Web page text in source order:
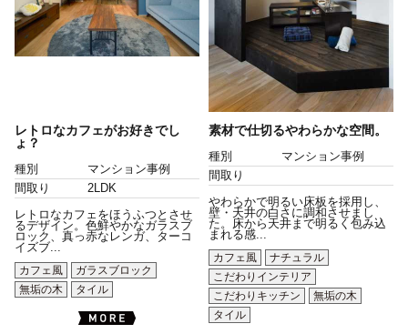
レトロなカフェがお好きでし
ょ？
種別
マンション事例
間取り
2LDK
レトロなカフェをほうふつとさせ
るデザイン。色鮮やかなガラスブ
ロック、真っ赤なレンガ、ターコ
イズブ...
カフェ風
ガラスブロック
無垢の木
タイル
素材で仕切るやわらかな空間。
種別
マンション事例
間取り
やわらかで明るい床板を採用し、
壁・天井の白さに調和させまし
た。床から天井まで明るく包み込
まれる感...
カフェ風
ナチュラル
こだわりインテリア
こだわりキッチン
無垢の木
タイル